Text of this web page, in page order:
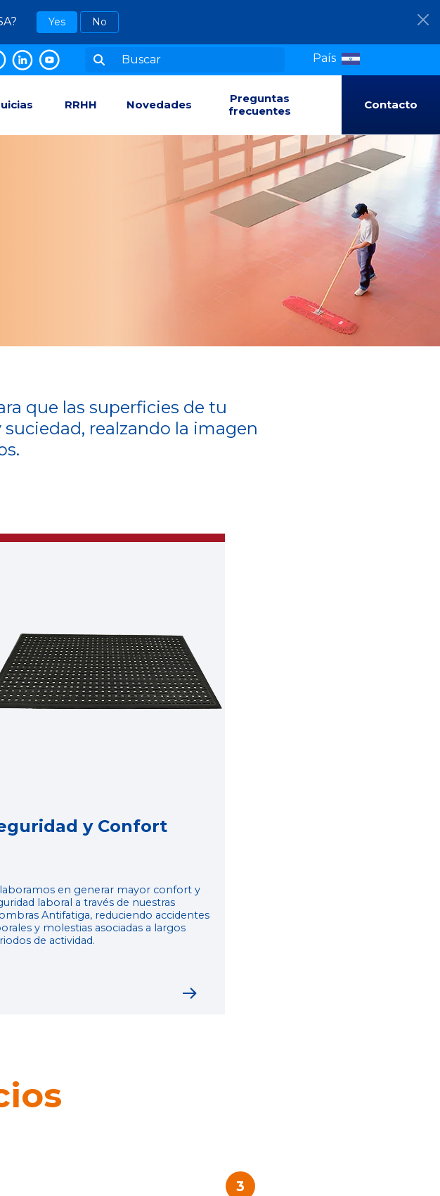
Yes No
País
RRHH Novedades
Preguntas
frecuentes
Contacto
que las superficies de tu
realzando la imagen
y Confort
en generar mayor confort y
laboral a través de nuestras
Antifatiga, reduciendo accidentes
y molestias asociadas a largos
de actividad.
3